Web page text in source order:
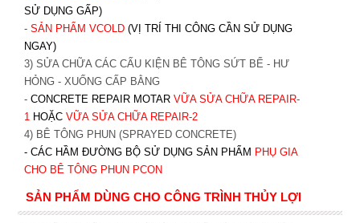
SỬ DỤNG GẤP)
- SẢN PHẨM VCOLD (VỊ TRÍ THI CÔNG CẦN SỬ DỤNG
NGAY)
3) SỬA CHỮA CÁC CẤU KIỆN BÊ TÔNG SỨT BỂ - HƯ
HỎNG - XUỐNG CẤP BẰNG
- CONCRETE REPAIR MOTAR VỮA SỬA CHỮA REPAIR-
1 HOẶC VỮA SỬA CHỮA REPAIR-2
4) BÊ TÔNG PHUN (SPRAYED CONCRETE)
- CÁC HẦM ĐƯỜNG BỘ SỬ DỤNG SẢN PHẨM PHỤ GIA
CHO BÊ TÔNG PHUN PCON
SẢN PHẨM DÙNG CHO CÔNG TRÌNH THỦY LỢI